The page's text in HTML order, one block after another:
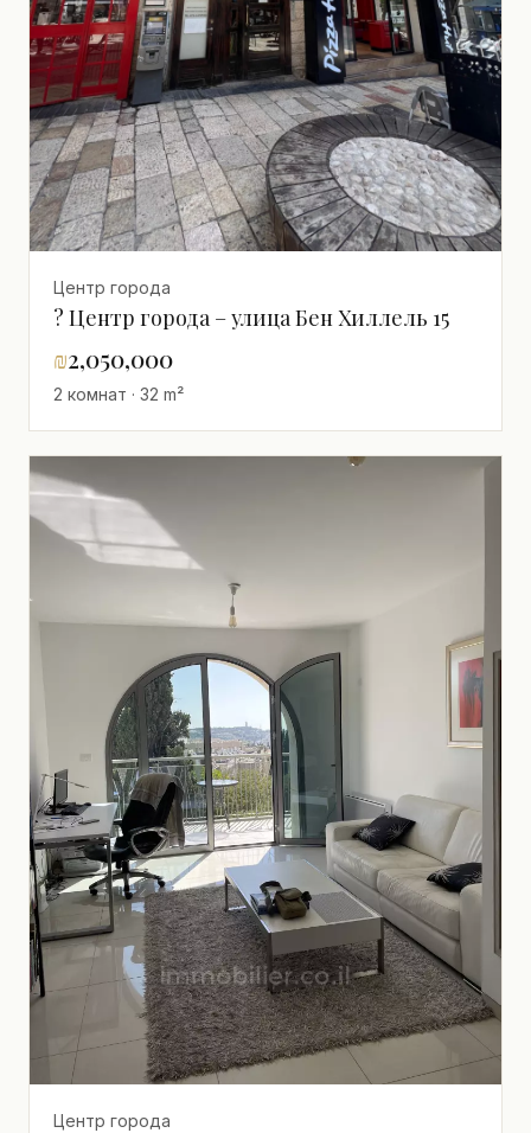
Центр города
? Центр города – улица Бен Хиллель 15
₪2,050,000
2 комнат · 32 m²
Центр города